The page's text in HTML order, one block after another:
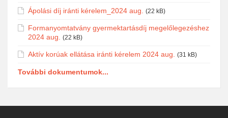
Ápolási díj iránti kérelem_2024 aug. (22 kB)
Formanyomtatvány gyermektartásdíj megelőlegezéshez
2024 aug.
(22 kB)
Aktív korúak ellátása iránti kérelem 2024 aug. (31 kB)
További dokumentumok...